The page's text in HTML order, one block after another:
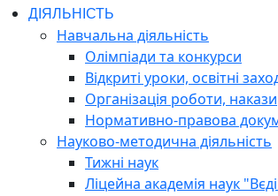
ДІЯЛЬНІСТЬ
Навчальна діяльність
Олімпіади та конкурси
Відкриті уроки, освітні
Організація роботи, накази
Нормативно-правова
Науково-методична діяльність
Тижні наук
Ліцейна академія наук